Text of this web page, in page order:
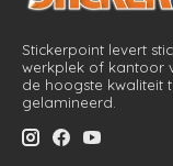
Stickerpoint levert
werkplek of kantoor
de hoogste kwaliteit
gelamineerd.